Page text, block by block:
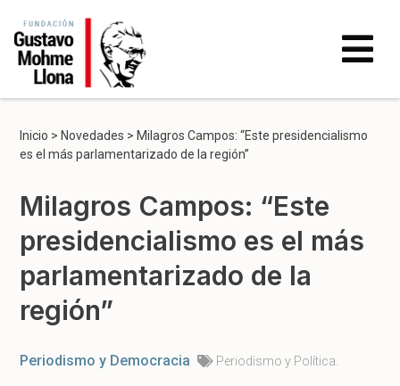
Inicio > Novedades > Milagros Campos: “Este presidencialismo
es el más parlamentarizado de la región”
Milagros Campos: “Este
presidencialismo es el más
parlamentarizado de la
región”
Periodismo y Democracia Periodismo y Política.